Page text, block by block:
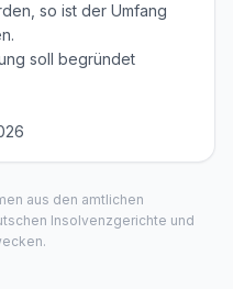
so ist der Umfang
soll begründet
aus den amtlichen
Insolvenzgerichte und